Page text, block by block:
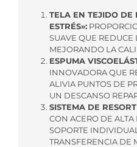
TELA EN TEJIDO DE
ESTRÉS»:
SUAVE QUE
MEJORANDO LA
ESPUMA
INNOVADORA QUE
ALIVIA PUNTOS DE
UN DESCANSO
SISTEMA DE
CON ACERO DE ALTA
SOPORTE
TRANSFERENCIA DE